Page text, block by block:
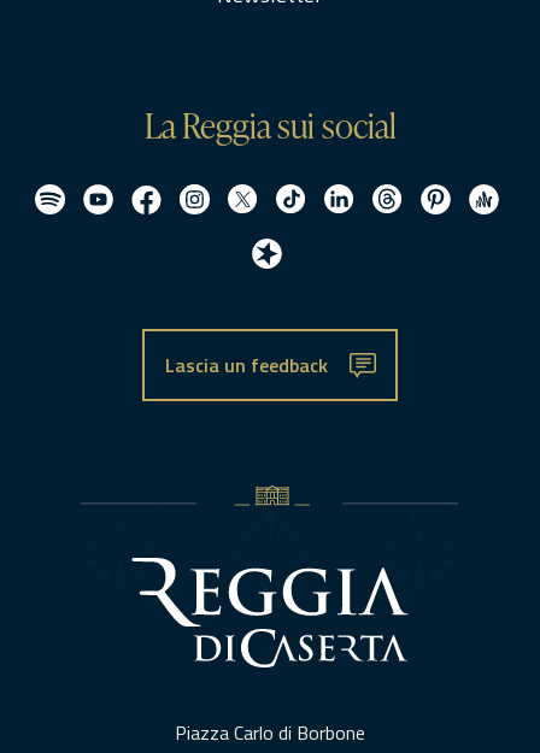
La Reggia sui social
Lascia un feedback
Piazza Carlo di Borbone